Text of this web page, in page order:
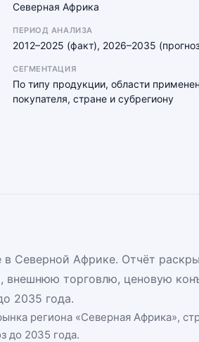
Северная Африка
ПЕРИОД АНАЛИЗА
2012–2025 (факт), 2026–2035
СЕГМЕНТАЦИЯ
По типу продукции, области
покупателя, стране и субрегиону
Северной Африке. Отчёт
внешнюю торговлю, ценовую
2035 года.
региона «Северная Африка»,
до 2035 года.